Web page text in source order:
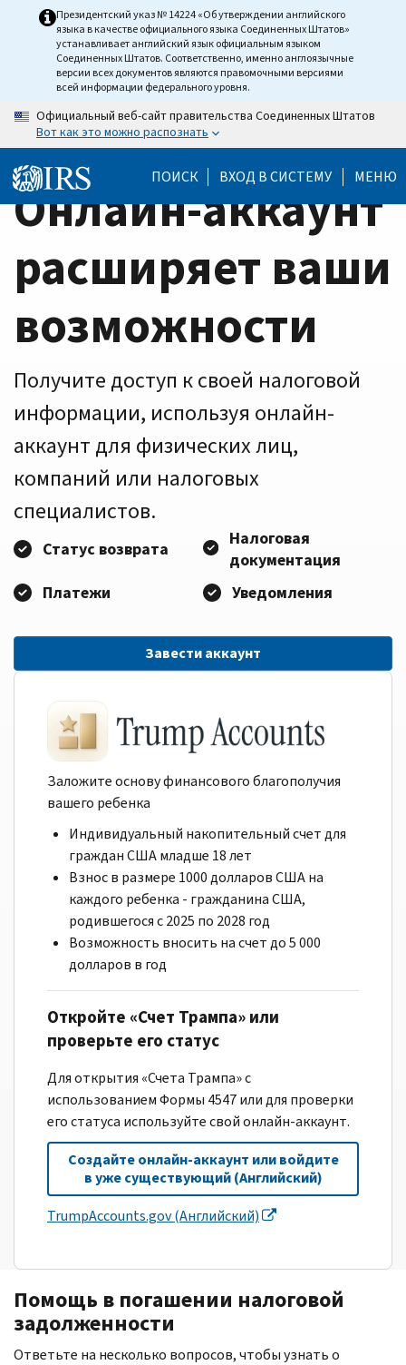
HomeПрезидентский указ № 14224 «Об утверждении английского
языка в качестве официального языка Соединенных Штатов»
устанавливает английский язык официальным языком
Соединенных Штатов. Соответственно, именно англоязычные
версии всех документов являются правомочными версиями
всей информации федерального уровня.
Официальный веб-сайт правительства Соединенных Штатов
Вот как это можно распознать
ПОИСК ВХОД В СИСТЕМУ МЕНЮ
Онлайн-аккаунт
расширяет ваши
возможности
Получите доступ к своей налоговой
информации, используя онлайн-
аккаунт для физических лиц,
компаний или налоговых
специалистов.
Статус возврата
Налоговая
документация
Платежи
Уведомления
Завести аккаунт
Заложите основу финансового благополучия
вашего ребенка
Индивидуальный накопительный счет для
граждан США младше 18 лет
Взнос в размере 1000 долларов США на
каждого ребенка - гражданина США,
родившегося с 2025 по 2028 год
Возможность вносить на счет до 5 000
долларов в год
Откройте «Счет Трампа» или
проверьте его статус
Для открытия «Счета Трампа» с
использованием Формы 4547 или для проверки
его статуса используйте свой онлайн-аккаунт.
Создайте онлайн-аккаунт или войдите
в уже существующий (Английский)
TrumpAccounts.gov (Английский)
Помощь в погашении налоговой
задолженности
Ответьте на несколько вопросов, чтобы узнать о